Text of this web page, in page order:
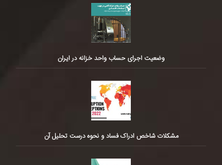
وضعیت اجرای حساب واحد خزانه در ایران
مشکلات شاخص ادراک فساد و نحوه درست تحلیل آن